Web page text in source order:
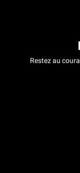
Restez au